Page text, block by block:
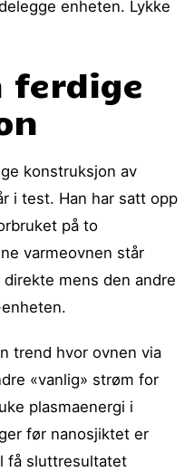
enheten. Lykke
ferdige
konstruksjon av
i test. Han har satt opp
på to
varmeovnen står
mens den andre
trend hvor ovnen via
«vanlig» strøm for
plasmaenergi i
før nanosjiktet er
få sluttresultatet